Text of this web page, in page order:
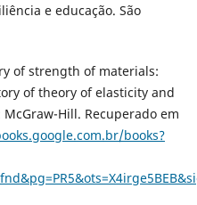
e educação. São
of strength of materials:
of theory of elasticity and
Hill. Recuperado em
books?